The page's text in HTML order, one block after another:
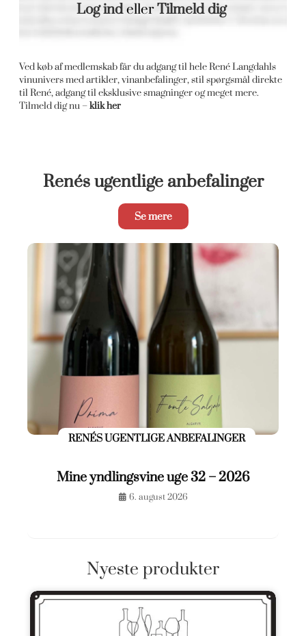
Log indellerTilmeld dig
Ved køb af medlemskab får du adgang til hele René Langdahls
vinunivers med artikler, vinanbefalinger, stil spørgsmål direkte
til René, adgang til eksklusive smagninger og meget mere.
Tilmeld dig nu –klik her
Renés ugentlige anbefalinger
Se mere
RENÉS UGENTLIGE ANBEFALINGER
Mine yndlingsvine uge 32 – 2026
6. august 2026
Nyeste produkter